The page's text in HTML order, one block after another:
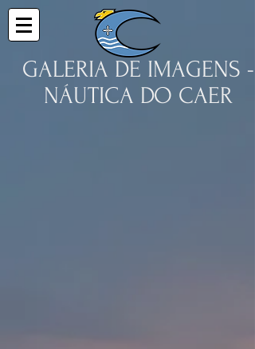
GALERIA DE IMAGENS -
NÁUTICA DO CAER